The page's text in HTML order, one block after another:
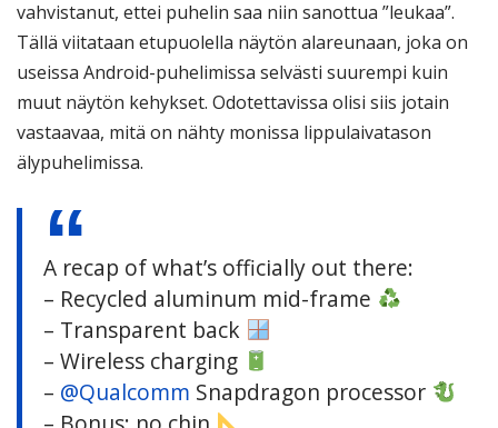
vahvistanut, ettei puhelin saa niin sanottua ”leukaa”.
Tällä viitataan etupuolella näytön alareunaan, joka on
useissa Android-puhelimissa selvästi suurempi kuin
muut näytön kehykset. Odotettavissa olisi siis jotain
vastaavaa, mitä on nähty monissa lippulaivatason
älypuhelimissa.
A recap of what’s officially out there:
– Recycled aluminum mid-frame
– Transparent back
– Wireless charging
– @Qualcomm Snapdragon processor